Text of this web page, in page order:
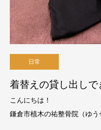
日常
着替えの貸し出しで
こんにちは！
鎌倉市植木の祐整骨院（ゆう